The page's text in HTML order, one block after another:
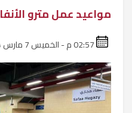
مواعيد عمل مترو